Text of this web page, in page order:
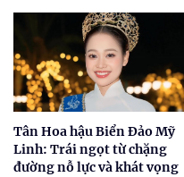
Tân Hoa hậu Biển Đảo Mỹ
Linh: Trái ngọt từ chặng
đường nỗ lực và khát vọng